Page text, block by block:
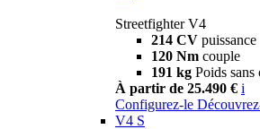
Streetfighter V4
214 CV puissance
120 Nm couple
191 kg Poids sans
À partir de 25.490 € i
Configurez-le
V4 S